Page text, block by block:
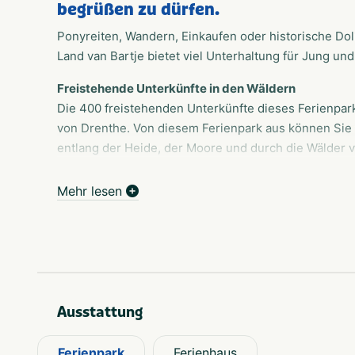
begrüßen zu dürfen.
Ponyreiten, Wandern, Einkaufen oder historische
Land van Bartje bietet viel Unterhaltung für Jung
Freistehende Unterkünfte in den Wäldern
Die 400 freistehenden Unterkünfte dieses
von Drenthe. Von diesem Ferienpark aus können
entlang der Heide, der Moore und durch die Wälder
Eldorado für die Kinder
Eine Partie Tischtennis, Springen auf dem Air-
austoben, im Grünen können sie an spannenden
Mehr lesen
Ausstattung